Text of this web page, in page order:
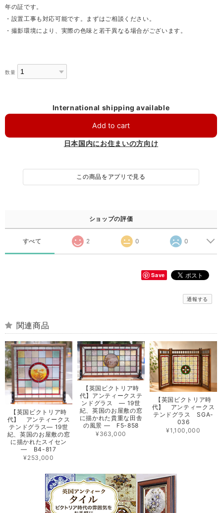
年の証です。
・設置工事も対応可能です。まずはご相談ください。
・撮影環境により、実際の色味と若干異なる場合がございます。
数量
International shipping available
Add to cart
日本国内にお住まいの方向け
この商品をアプリで見る
ショップの評価
すべて 2 0 0
Save
通報する
関連商品
【英国ビクトリア時
代】 アンティークス
テンドグラス― 19世
紀、英国のお屋敷の窓
に描かれたスイセン
― B4-817
¥253,000
【英国ビクトリア時
代】アンティークステ
ンドグラス ― 19世
紀、英国のお屋敷の窓
に描かれた貴重な田舎
の風景 ― F5-858
¥363,000
【英国ビクトリア時
代】 アンティークス
テンドグラス SGA-
036
¥1,100,000